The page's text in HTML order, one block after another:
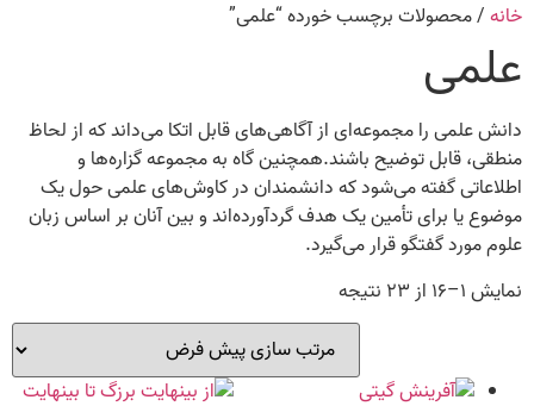
خانه/ محصولات برچسب خورده “علمی”
علمی
دانش علمی را مجموعه‌ای از آگاهی‌های قابل اتکا می‌داند که از لحاظ
منطقی، قابل توضیح باشند.همچنین گاه به مجموعه گزاره‌ها و
اطلاعاتی گفته می‌شود که دانشمندان در کاوش‌های علمی حول یک
موضوع یا برای تأمین یک هدف گردآورده‌اند و بین آنان بر اساس زبان
علوم مورد گفتگو قرار می‌گیرد.
نمایش ۱–۱۶ از ۲۳ نتیجه